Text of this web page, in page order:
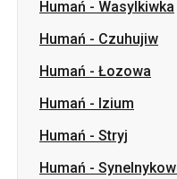
Humań-Izium
Humań-Stryj
Humań-Synelnykowe
Humań-Kramatorsk
Humań-Słowiańsk
Humań-Izmaił